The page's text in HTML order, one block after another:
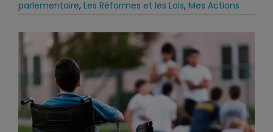
parlementaire, Les Réformes et les Lois, Mes Actions